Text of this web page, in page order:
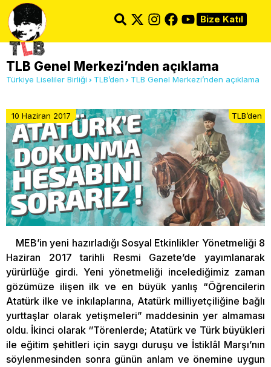
Bize Katıl
TLB Genel Merkezi’nden açıklama
Türkiye Liseliler Birliği TLB’den TLB Genel Merkezi’nden açıklama
10 Haziran 2017 TLB’den
MEB’in yeni hazırladığı Sosyal Etkinlikler Yönetmeliği 8
Haziran 2017 tarihli Resmi Gazete’de yayımlanarak
yürürlüğe girdi. Yeni yönetmeliği incelediğimiz zaman
gözümüze ilişen ilk ve en büyük yanlış “Öğrencilerin
Atatürk ilke ve inkılaplarına, Atatürk milliyetçiliğine bağlı
yurttaşlar olarak yetişmeleri” maddesinin yer almaması
oldu. İkinci olarak ‘’Törenlerde; Atatürk ve Türk büyükleri
ile eğitim şehitleri için saygı duruşu ve İstiklâl Marşı’nın
söylenmesinden sonra günün anlam ve önemine uygun